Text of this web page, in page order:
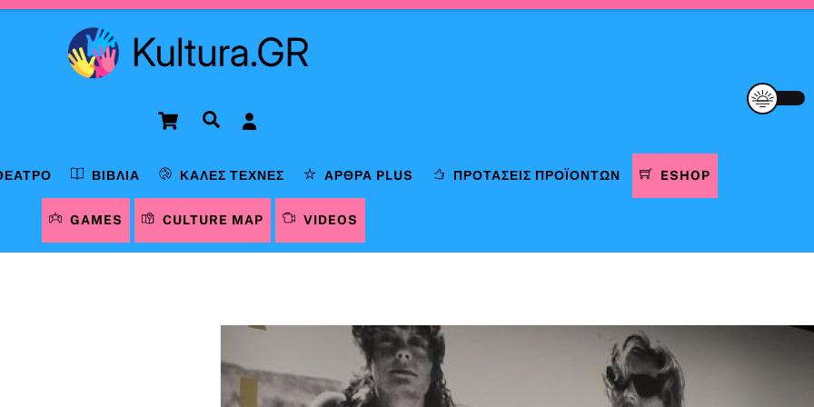
Cart Αναζήτηση
ΒΙΒΛΊΑ ΚΑΛΈΣ ΤΈΧΝΕΣ ΆΡΘΡΑ PLUS ΠΡΟΤΆΣΕΙΣ ΠΡΟΪΌΝΤΩΝ ESHOP
GAMES CULTURE MAP VIDEOS